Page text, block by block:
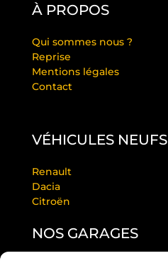
À PROPOS
Qui sommes nous ?
Reprise
Mentions légales
Contact
VÉHICULES NEUFS
Renault
Dacia
Citroën
NOS GARAGES